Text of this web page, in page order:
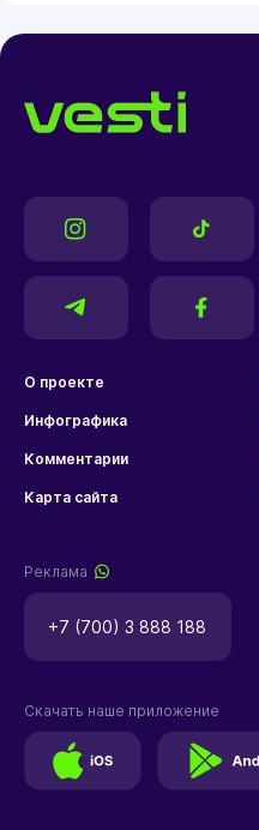
О проекте
Инфографика
Комментарии
Карта сайта
Реклама
+7 (700) 3 888 188
Скачать наше приложение